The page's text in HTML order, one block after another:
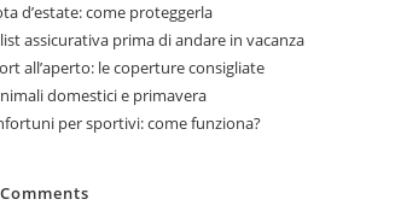
d’estate: come proteggerla
assicurativa prima di andare in vacanza
all’aperto: le coperture consigliate
domestici e primavera
per sportivi: come funziona?